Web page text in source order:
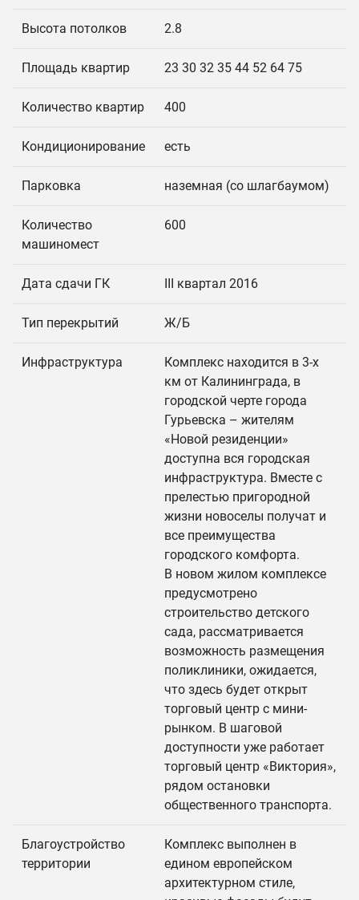
Высота потолков 2.8
Площадь квартир 23 30 32 35 44 52 64 75
Количество квартир 400
Кондиционирование есть
Парковка наземная (со шлагбаумом)
Количество
машиномест
600
Дата сдачи ГК III квартал 2016
Тип перекрытий Ж/Б
Инфраструктура
Комплекс находится в 3-х
км от Калининграда, в
городской черте города
Гурьевска – жителям
«Новой резиденции»
доступна вся городская
инфраструктура. Вместе с
прелестью пригородной
жизни новоселы получат и
все преимущества
городского комфорта.
В новом жилом комплексе
предусмотрено
строительство детского
сада, рассматривается
возможность размещения
поликлиники, ожидается,
что здесь будет открыт
торговый центр с мини-
рынком. В шаговой
доступности уже работает
торговый центр «Виктория»,
рядом остановки
общественного транспорта.
Благоустройство
территории
Комплекс выполнен в
едином европейском
архитектурном стиле,